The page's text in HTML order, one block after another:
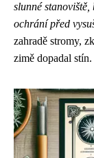
slunné
ochrání před
zahradě stromy,
zimě dopadal stín.